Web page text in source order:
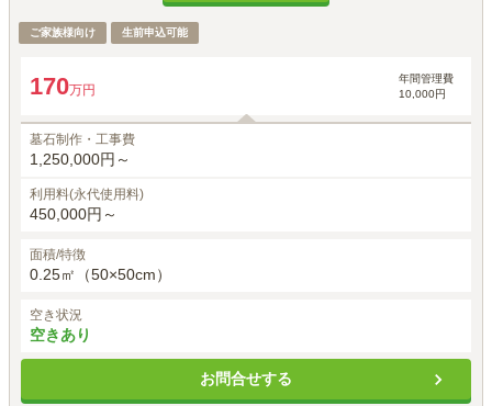
ご家族様向け 生前申込可能
170万円
年間管理費
10,000円
墓石制作・工事費
1,250,000円～
利用料(永代使用料)
450,000円～
面積/特徴
0.25㎡（50×50cm）
空き状況
空きあり
お問合せする